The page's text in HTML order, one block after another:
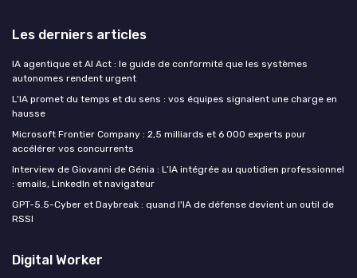
Les derniers articles
IA agentique et AI Act : le guide de conformité que les systèmes
autonomes rendent urgent
L'IA promet du temps et du sens : vos équipes signalent une charge en
hausse
Microsoft Frontier Company : 2,5 milliards et 6 000 experts pour
accélérer vos concurrents
Interview de Giovanni de Génia : L’IA intégrée au quotidien professionnel
: emails, LinkedIn et navigateur
GPT-5.5-Cyber et Daybreak : quand l'IA de défense devient un outil de
RSSI
Digital Worker